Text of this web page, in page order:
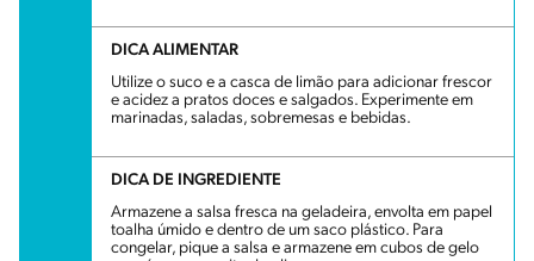
DICA ALIMENTAR
Utilize o suco e a casca de limão para adicionar frescor
e acidez a pratos doces e salgados. Experimente em
marinadas, saladas, sobremesas e bebidas.
DICA DE INGREDIENTE
Armazene a salsa fresca na geladeira, envolta em papel
toalha úmido e dentro de um saco plástico. Para
congelar, pique a salsa e armazene em cubos de gelo